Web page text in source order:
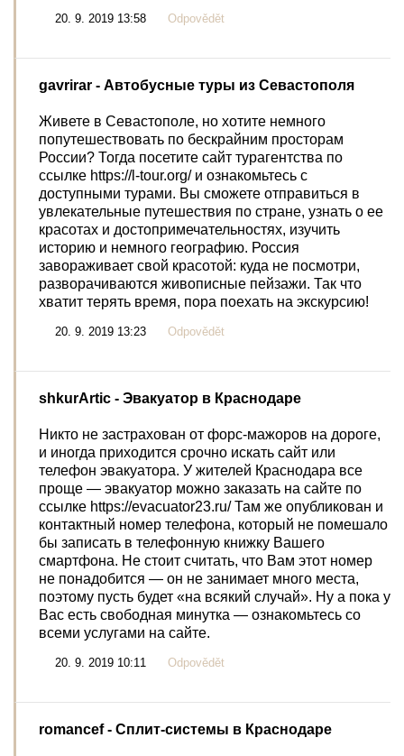
20. 9. 2019 13:58 Odpovědět
gavrirar - Автобусные туры из Севастополя
Живете в Севастополе, но хотите немного
попутешествовать по бескрайним просторам
России? Тогда посетите сайт турагентства по
ссылке https://l-tour.org/ и ознакомьтесь с
доступными турами. Вы сможете отправиться в
увлекательные путешествия по стране, узнать о ее
красотах и достопримечательностях, изучить
историю и немного географию. Россия
завораживает свой красотой: куда не посмотри,
разворачиваются живописные пейзажи. Так что
хватит терять время, пора поехать на экскурсию!
20. 9. 2019 13:23 Odpovědět
shkurArtic - Эвакуатор в Краснодаре
Никто не застрахован от форс-мажоров на дороге,
и иногда приходится срочно искать сайт или
телефон эвакуатора. У жителей Краснодара все
проще — эвакуатор можно заказать на сайте по
ссылке https://evacuator23.ru/ Там же опубликован и
контактный номер телефона, который не помешало
бы записать в телефонную книжку Вашего
смартфона. Не стоит считать, что Вам этот номер
не понадобится — он не занимает много места,
поэтому пусть будет «на всякий случай». Ну а пока у
Вас есть свободная минутка — ознакомьтесь со
всеми услугами на сайте.
20. 9. 2019 10:11 Odpovědět
romancef- Сплит-системы в Краснодаре